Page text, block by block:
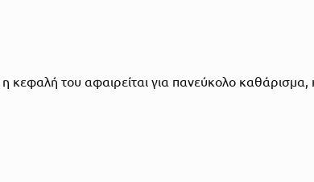
η κεφαλή του αφαιρείται για πανεύκολο